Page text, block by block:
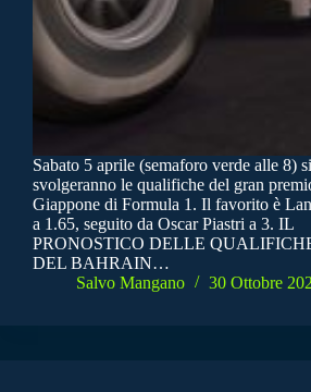
Sabato 5 aprile (semaforo verde alle 8) si
svolgeranno le qualifiche del gran
Giappone di Formula 1. Il favorito è
a 1.65, seguito da Oscar Piastri a 3. IL
PRONOSTICO DELLE
DEL BAHRAIN…
Salvo Mangano
30 Ottobre